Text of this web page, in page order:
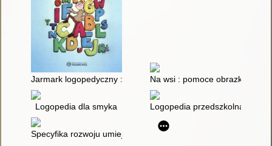
Jarmark logopedyczny : wybór zabaw wspomagających
Na wsi : pomoce obrazkowe
Logopedia dla smyka Logopedia przedszkolna i
Specyfika rozwoju umiejętności komunikacyjnych dzieci z